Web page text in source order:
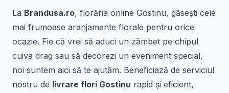
La Brandusa.ro, florăria online Gostinu, găsești cele
mai frumoase aranjamente florale pentru orice
ocazie. Fie că vrei să aduci un zâmbet pe chipul
cuiva drag sau să decorezi un eveniment special,
noi suntem aici să te ajutăm. Beneficiază de serviciul
nostru de livrare flori Gostinu rapid și eficient,